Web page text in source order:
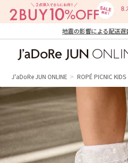
地震の影響による配送遅
ン オンライン）
J'aDoRe JUN ONLINE ROPÉ PICNIC KIDS